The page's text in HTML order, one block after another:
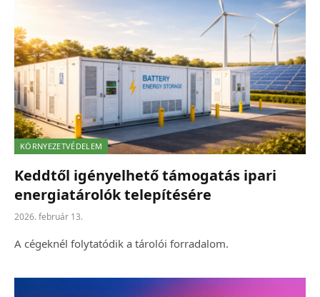
KÖRNYEZETVÉDELEM
Keddtől igényelhető támogatás ipari
energiatárolók telepítésére
2026. február 13.
A cégeknél folytatódik a tárolói forradalom.